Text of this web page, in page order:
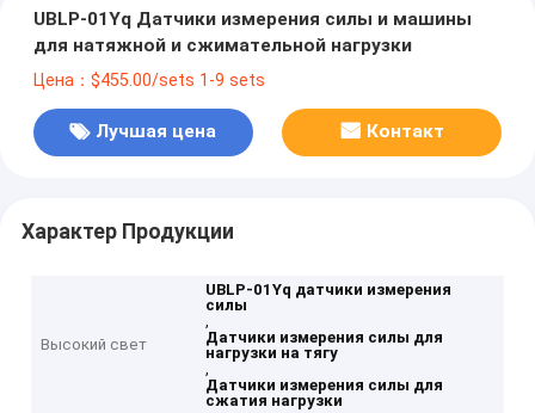
UBLP-01Yq Датчики измерения силы и машины
для натяжной и сжимательной нагрузки
Цена：$455.00/sets 1-9 sets
Лучшая цена Контакт
Характер Продукции
Высокий свет
UBLP-01Yq датчики измерения
силы
,
Датчики измерения силы для
нагрузки на тягу
,
Датчики измерения силы для
сжатия нагрузки